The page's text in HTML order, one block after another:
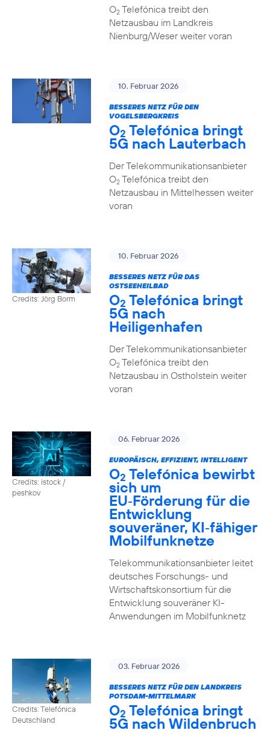
O2Telefónica treibt den
Netzausbau im Landkreis
Nienburg/Weser weiter voran
10. Februar 2026
BESSERES NETZ FÜR DEN
VOGELSBERGKREIS
O2 Telefónica bringt
5G nach Lauterbach
Der Telekommunikationsanbieter
O2Telefónica treibt den
Netzausbau in Mittelhessen weiter
voran
Credits: Jörg Borm
10. Februar 2026
BESSERES NETZ FÜR DAS
OSTSEEHEILBAD
O2 Telefónica bringt
5G nach
Heiligenhafen
Der Telekommunikationsanbieter
O2Telefónica treibt den
Netzausbau in Ostholstein weiter
voran
Credits: istock /
peshkov
06. Februar 2026
EUROPÄISCH, EFFIZIENT, INTELLIGENT
O2 Telefónica bewirbt
sich um
EU‑Förderung für die
Entwicklung
souveräner, KI‑fähiger
Mobilfunknetze
Telekommunikationsanbieter leitet
deutsches Forschungs- und
Wirtschaftskonsortium für die
Entwicklung souveräner KI-
Anwendungen im Mobilfunknetz
Credits: Telefónica
Deutschland
03. Februar 2026
BESSERES NETZ FÜR DEN LANDKREIS
POTSDAM-MITTELMARK
O2 Telefónica bringt
5G nach Wildenbruch